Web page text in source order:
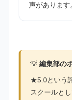
声があります
💡 編集部の
★5.0という
スクールと